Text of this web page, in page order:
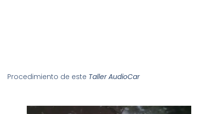
Procedimiento de este Taller AudioCar